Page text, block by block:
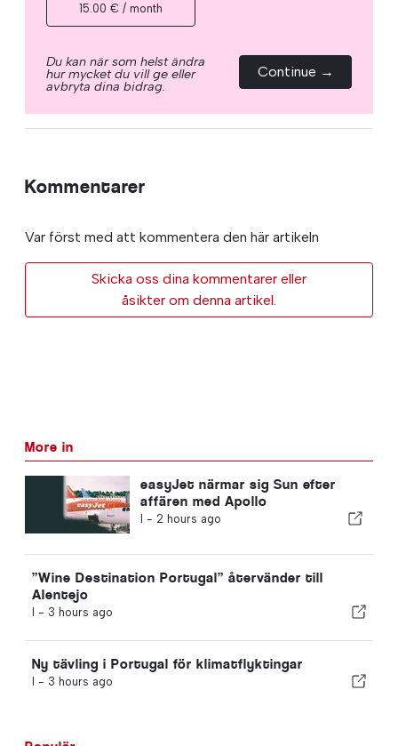
15.00 € / month
Du kan när som helst ändra
hur mycket du vill ge eller
avbryta dina bidrag.
Continue →
Kommentarer
Var först med att kommentera den här artikeln
Skicka oss dina kommentarer eller
åsikter om denna artikel.
More in
easyJet närmar sig Sun efter
affären med Apollo
I - 2 hours ago
”Wine Destination Portugal” återvänder till
Alentejo
I - 3 hours ago
Ny tävling i Portugal för klimatflyktingar
I - 3 hours ago